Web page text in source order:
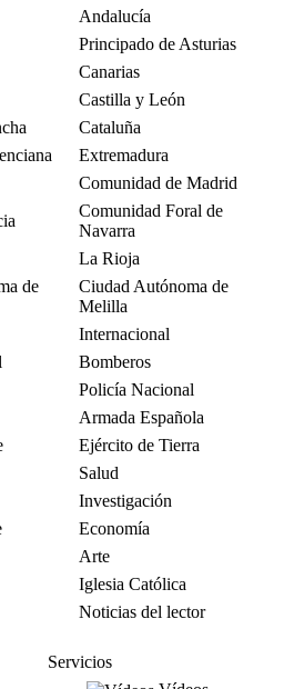
Andalucía
Principado de Asturias
Canarias
Castilla y León
Cataluña
Extremadura
Comunidad de Madrid
Comunidad Foral de
Navarra
La Rioja
de
Ciudad Autónoma de
Melilla
Internacional
Bomberos
Policía Nacional
Armada Española
Ejército de Tierra
Salud
Investigación
Economía
Arte
Iglesia Católica
Noticias del lector
Servicios